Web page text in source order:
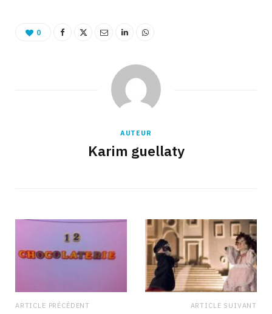
0
AUTEUR
Karim guellaty
ARTICLE PRÉCÉDENT ARTICLE SUIVANT